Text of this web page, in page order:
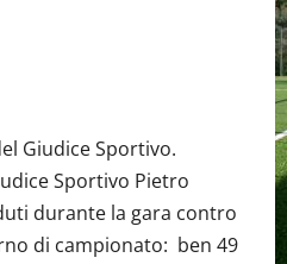
Sportivo Pietro
durante la gara contro
di campionato: ben 49